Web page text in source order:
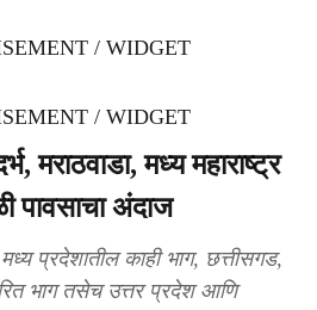
/ WIDGET
/ WIDGET
मराठवाडा, मध्य महाराष्ट्र
पावसाचा अंदाज
प्रदेशातील काही भाग, छत्तीसगड,
भाग तसेच उत्तर प्रदेश आणि